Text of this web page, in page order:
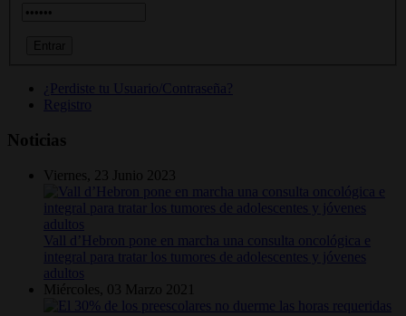
¿Perdiste tu Usuario/Contraseña?
Registro
Noticias
Viernes, 23 Junio 2023
Vall d’Hebron pone en marcha una consulta oncológica e
integral para tratar los tumores de adolescentes y jóvenes
adultos
Miércoles, 03 Marzo 2021